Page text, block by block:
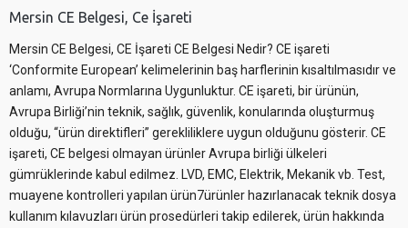
Mersin CE Belgesi, Ce İşareti
Mersin CE Belgesi, CE İşareti CE Belgesi Nedir? CE işareti
‘Conformite European’ kelimelerinin baş harflerinin kısaltılmasıdır ve
anlamı, Avrupa Normlarına Uygunluktur. CE işareti, bir ürünün,
Avrupa Birliği’nin teknik, sağlık, güvenlik, konularında oluşturmuş
olduğu, “ürün direktifleri” gerekliliklere uygun olduğunu gösterir. CE
işareti, CE belgesi olmayan ürünler Avrupa birliği ülkeleri
gümrüklerinde kabul edilmez. LVD, EMC, Elektrik, Mekanik vb. Test,
muayene kontrolleri yapılan ürün7ürünler hazırlanacak teknik dosya
kullanım kılavuzları ürün prosedürleri takip edilerek, ürün hakkında